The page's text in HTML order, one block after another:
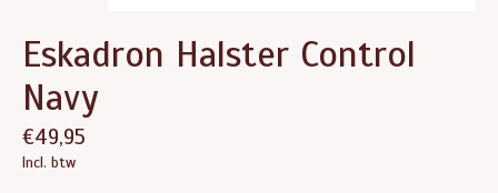
Eskadron Halster Control
Navy
€49,95
Incl. btw